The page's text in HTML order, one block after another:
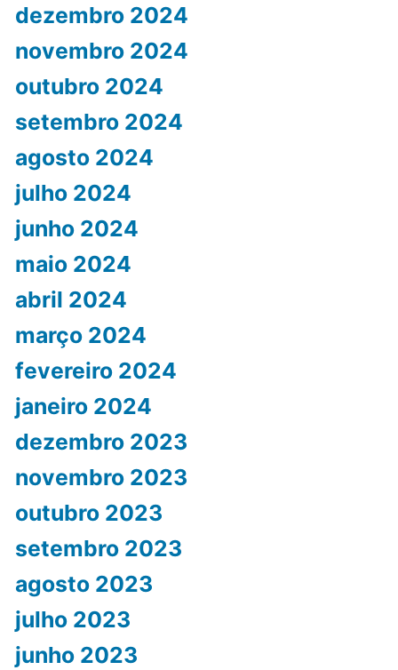
dezembro 2024
novembro 2024
outubro 2024
setembro 2024
agosto 2024
julho 2024
junho 2024
maio 2024
abril 2024
março 2024
fevereiro 2024
janeiro 2024
dezembro 2023
novembro 2023
outubro 2023
setembro 2023
agosto 2023
julho 2023
junho 2023